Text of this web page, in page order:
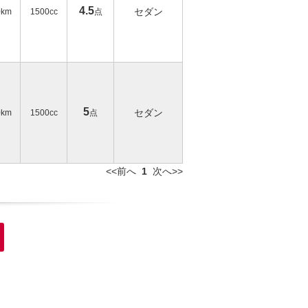
1500cc 4.5点 セダン
1500cc 5点 セダン
<<前へ 1 次へ>>